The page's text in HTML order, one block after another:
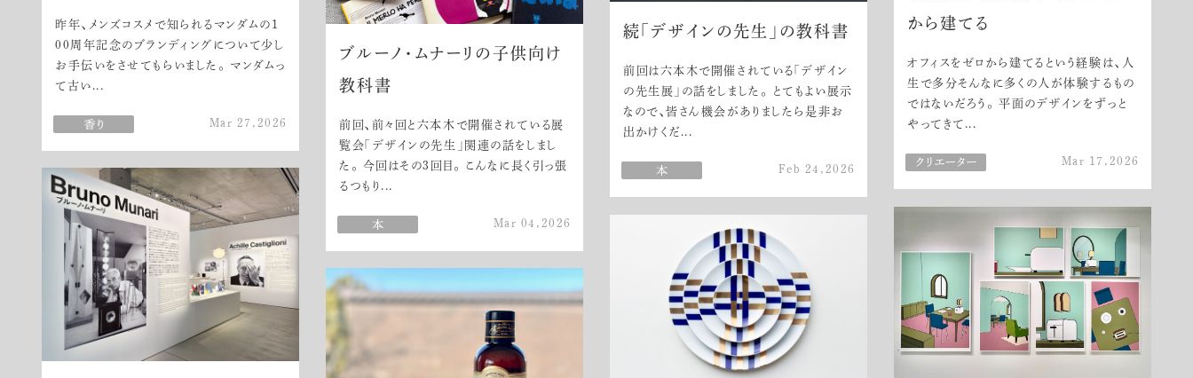
昨年、メンズコスメで知られるマンダムの1
00周年記念のブランディングについて少し
お手伝いをさせてもらいました。 マンダムっ
て古い...
Mar 27,2026
から建てる
オフィスをゼロから建てるという経験は、人
生で多分そんなに多くの人が体験するもの
ではないだろう。 平面のデザインをずっと
やってきて...
Mar 17,2026
ブルーノ・ムナーリの子供向け
教科書
前回、前々回と六本木で開催されている展
覧会「デザインの先生」関連の話をしまし
た。 今回はその3回目。 こんなに長く引っ張
るつもり...
Mar 04,2026
続「デザインの先生」の教科書
前回は六本木で開催されている「デザイン
の先生展」の話をしました。 とてもよい展示
なので、皆さん機会がありましたら是非お
出かけくだ...
Feb 24,2026